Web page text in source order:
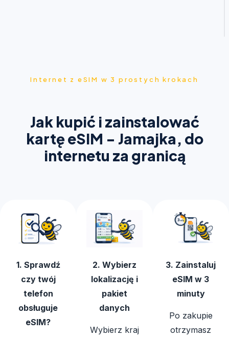
Internet z eSIM w 3 prostych krokach
Jak kupić i zainstalować
kartę eSIM - Jamajka, do
internetu za granicą
1. Sprawdź
czy twój
telefon
obsługuje
eSIM?
2. Wybierz
lokalizację i
pakiet
danych
Wybierz kraj
3. Zainstaluj
eSIM w 3
minuty
Po zakupie
otrzymasz